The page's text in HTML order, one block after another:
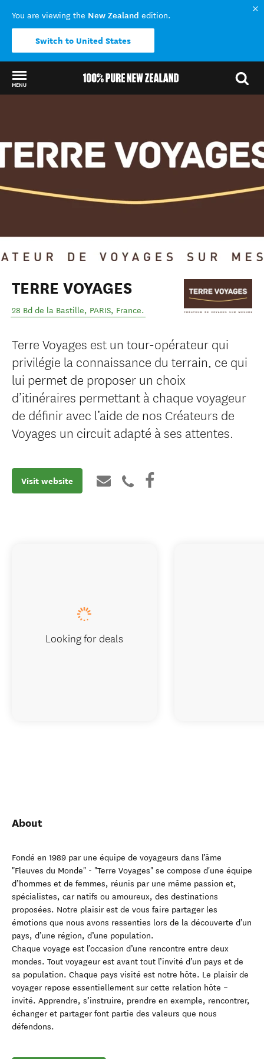
You are viewing the New Zealand edition.
Switch to United States
MENU
TERRE VOYAGES
28 Bd de la Bastille, PARIS, France.
Terre Voyages est un tour-opérateur qui
privilégie la connaissance du terrain, ce qui
lui permet de proposer un choix
d’itinéraires permettant à chaque voyageur
de définir avec l’aide de nos Créateurs de
Voyages un circuit adapté à ses attentes.
Visit website
About
Fondé en 1989 par une équipe de voyageurs dans l’âme
"Fleuves du Monde" - "Terre Voyages" se compose d'une équipe
d’hommes et de femmes, réunis par une même passion et,
spécialistes, car natifs ou amoureux, des destinations
proposées. Notre plaisir est de vous faire partager les
émotions que nous avons ressenties lors de la découverte d’un
pays, d’une région, d’une population.
Chaque voyage est l’occasion d’une rencontre entre deux
mondes. Tout voyageur est avant tout l’invité d’un pays et de
sa population. Chaque pays visité est notre hôte. Le plaisir de
voyager repose essentiellement sur cette relation hôte –
invité. Apprendre, s’instruire, prendre en exemple, rencontrer,
échanger et partager font partie des valeurs que nous
défendons.
Looking for deals